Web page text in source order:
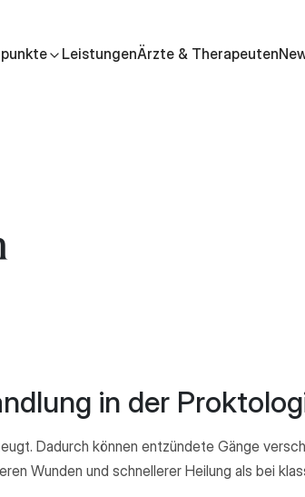
LeistungenÄrzte & Therapeuten
in der
Dadurch können entzündete Gänge
Wunden und schnellerer Heilung als bei